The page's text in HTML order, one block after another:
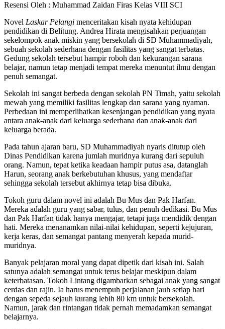
Resensi Oleh : Muhammad Zaidan Firas Kelas VIII SCI
Novel Laskar Pelangi menceritakan kisah nyata kehidupan
pendidikan di Belitung. Andrea Hirata mengisahkan perjuangan
sekelompok anak miskin yang bersekolah di SD Muhammadiyah,
sebuah sekolah sederhana dengan fasilitas yang sangat terbatas.
Gedung sekolah tersebut hampir roboh dan kekurangan sarana
belajar, namun tetap menjadi tempat mereka menuntut ilmu dengan
penuh semangat.
Sekolah ini sangat berbeda dengan sekolah PN Timah, yaitu sekolah
mewah yang memiliki fasilitas lengkap dan sarana yang nyaman.
Perbedaan ini memperlihatkan kesenjangan pendidikan yang nyata
antara anak-anak dari keluarga sederhana dan anak-anak dari
keluarga berada.
Pada tahun ajaran baru, SD Muhammadiyah nyaris ditutup oleh
Dinas Pendidikan karena jumlah muridnya kurang dari sepuluh
orang. Namun, tepat ketika keadaan hampir putus asa, datanglah
Harun, seorang anak berkebutuhan khusus, yang mendaftar
sehingga sekolah tersebut akhirnya tetap bisa dibuka.
Tokoh guru dalam novel ini adalah Bu Mus dan Pak Harfan.
Mereka adalah guru yang sabar, tulus, dan penuh dedikasi. Bu Mus
dan Pak Harfan tidak hanya mengajar, tetapi juga mendidik dengan
hati. Mereka menanamkan nilai-nilai kehidupan, seperti kejujuran,
kerja keras, dan semangat pantang menyerah kepada murid-
muridnya.
Banyak pelajaran moral yang dapat dipetik dari kisah ini. Salah
satunya adalah semangat untuk terus belajar meskipun dalam
keterbatasan. Tokoh Lintang digambarkan sebagai anak yang sangat
cerdas dan rajin. Ia harus menempuh perjalanan jauh setiap hari
dengan sepeda sejauh kurang lebih 80 km untuk bersekolah.
Namun, jarak dan rintangan tidak pernah memadamkan semangat
belajarnya.